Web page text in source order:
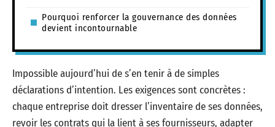
Pourquoi renforcer la gouvernance des données
devient incontournable
Impossible aujourd’hui de s’en tenir à de simples
déclarations d’intention. Les exigences sont concrètes :
chaque entreprise doit dresser l’inventaire de ses données,
revoir les contrats qui la lient à ses fournisseurs, adapter